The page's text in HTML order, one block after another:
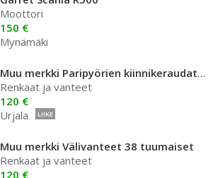
Moottori
150 €
Mynämäki
Muu merkki Paripyörien kiinnikeraudat 8 k
Renkaat ja vanteet
120 €
Urjala
LIIKE
Muu merkki Välivanteet 38 tuumaiset
Renkaat ja vanteet
120 €